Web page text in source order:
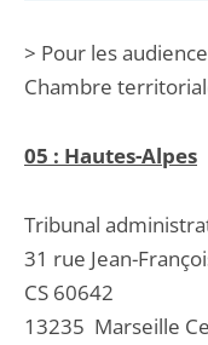
> Pour les
Chambre
05 : Hautes-Alpes
Tribunal
31 rue Jean-
CS 60642
13235 Marseille